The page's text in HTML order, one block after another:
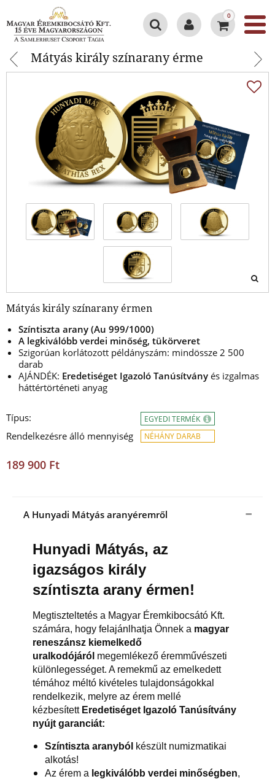
0
Mátyás király színarany érme
Mátyás király színarany érmen
Színtiszta arany (Au 999/1000)
A legkiválóbb verdei minőség, tükörveret
Szigorúan korlátozott példányszám: mindössze 2 500
darab
AJÁNDÉK: Eredetiséget Igazoló Tanúsítvány és izgalmas
háttértörténeti anyag
Típus:
Rendelkezésre álló mennyiség
EGYEDI TERMÉK
NÉHÁNY DARAB
189 900 Ft
A Hunyadi Mátyás aranyéremről
Hunyadi Mátyás, az
igazságos király
színtiszta arany érmen!
Megtiszteltetés a Magyar Éremkibocsátó Kft.
számára, hogy felajánlhatja Önnek a magyar
reneszánsz kiemelkedő
uralkodójáról megemlékező éremművészeti
különlegességet. A remekmű az emelkedett
témához méltó kivételes tulajdonságokkal
rendelkezik, melyre az érem mellé
kézbesített Eredetiséget Igazoló Tanúsítvány
nyújt garanciát:
Színtiszta aranyból készült numizmatikai
alkotás!
Az érem a legkiválóbb verdei minőségben,
Mátyás király színarany érme